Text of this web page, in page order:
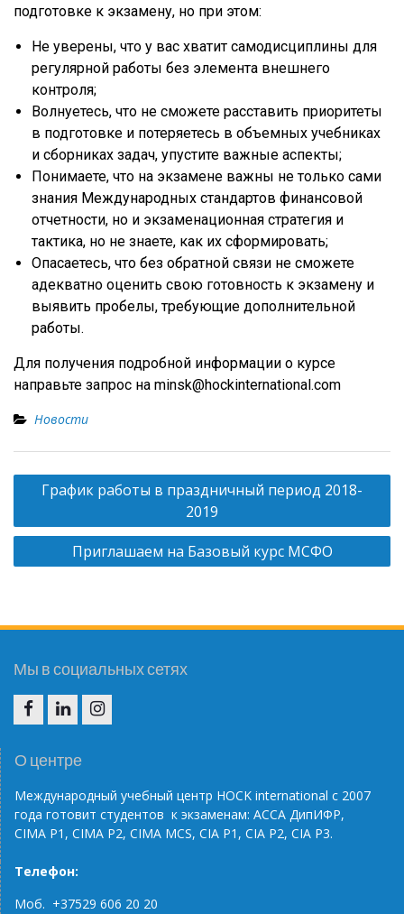
подготовке к экзамену, но при этом:
Не уверены, что у вас хватит самодисциплины для
регулярной работы без элемента внешнего
контроля;
Волнуетесь, что не сможете расставить приоритеты
в подготовке и потеряетесь в объемных учебниках
и сборниках задач, упустите важные аспекты;
Понимаете, что на экзамене важны не только сами
знания Международных стандартов финансовой
отчетности, но и экзаменационная стратегия и
тактика, но не знаете, как их сформировать;
Опасаетесь, что без обратной связи не сможете
адекватно оценить свою готовность к экзамену и
выявить пробелы, требующие дополнительной
работы.
Для получения подробной информации о курсе
направьте запрос на minsk@hockinternational.com
Новости
Н
в
и
и
я
п
о
а
п
График работы в праздничный период 2018-
2019
Приглашаем на Базовый курс МСФО
Мы в социальных сетях
N
О центре
Международный учебный центр НОСK international с 2007
года готовит студентов к экзаменам: АССА ДипИФР,
CIMA P1, CIMA P2, CIMA MCS, СIA P1, CIA P2, CIA P3.
Телефон:
Моб. +37529 606 20 20